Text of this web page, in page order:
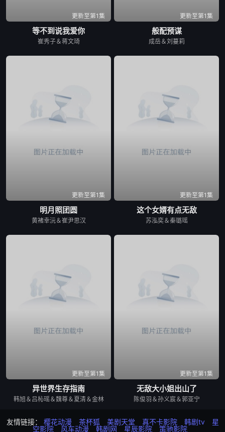
更新至第1集
等不到说我爱你
崔秀子＆蒋文琦
更新至第1集
般配预谋
成岳＆刘蔓莉
更新至第1集
明月照团圆
黄褚幸沅＆崔尹思汉
更新至第1集
这个女婿有点无敌
苏泓奕＆秦璐瑶
更新至第1集
异世界生存指南
韩旭＆吕杺瑶＆魏尊＆夏清＆金林
更新至第1集
无敌大小姐出山了
陈俊羽＆孙义宸＆郭亚宁
友情链接： 樱花动漫 茶杯狐 美剧天堂 真不卡影院 韩剧tv
星
空影院
风车动漫 韩剧网 星辰影院 策驰影院